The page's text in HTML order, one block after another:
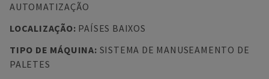
AUTOMATIZAÇÃO
LOCALIZAÇÃO: PAÍSES BAIXOS
TIPO DE MÁQUINA: SISTEMA DE MANUSEAMENTO DE
PALETES